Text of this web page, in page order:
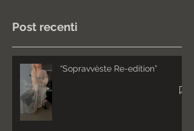
Post recenti
“Sopravvèste Re-edition”